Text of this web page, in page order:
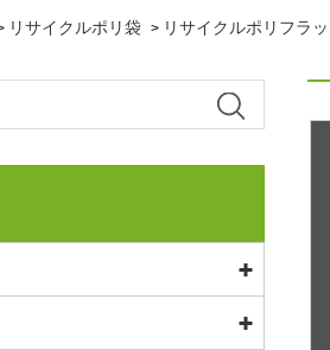
リサイクルポリ袋 > リサイクルポリフラ